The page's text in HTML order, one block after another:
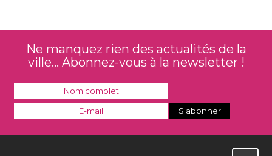
Ne manquez rien des actualités de la
ville... Abonnez-vous à la newsletter !